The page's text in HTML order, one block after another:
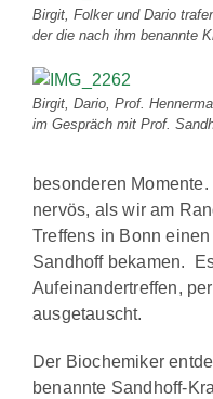
Birgit, Folker und Dario
der die nach ihm benannte
Birgit, Dario, Prof.
im Gespräch mit Prof.
besonderen
nervös, als wir am
Treffens in Bonn
Sandhoff bekamen.
Aufeinandertreffen,
ausgetauscht.
Der Biochemiker
benannte Sandhoff-